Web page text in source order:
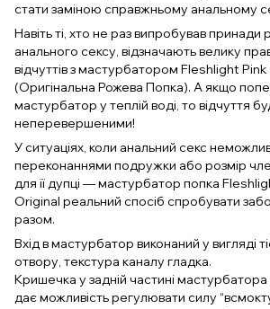
стати заміною справжньому анальному
Навіть ті, хто не раз випробував принади
анального сексу, відзначають велику
відчуттів з мастурбатором Fleshlight
(Оригінальна Рожева Попка). А якщо
мастурбатор у теплій воді, то відчуття
неперевершеними!
У ситуаціях, коли анальний секс
переконаннями подружки або розмір
для її дупці — мастурбатор попка
Original реальний спосіб спробувати
разом.
Вхід в мастурбатор виконаний у вигляді
отвору, текстура каналу гладка.
Кришечка у задній частині
дає можливість регулювати силу